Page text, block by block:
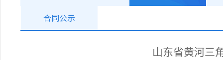
合同公示
山东省黄河三